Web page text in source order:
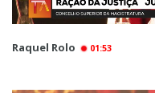
Raquel Rolo 01:53